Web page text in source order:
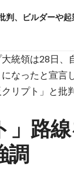
判、ビルダーや
統領は28日、
なったと宣言
リプト」と批
」路
調